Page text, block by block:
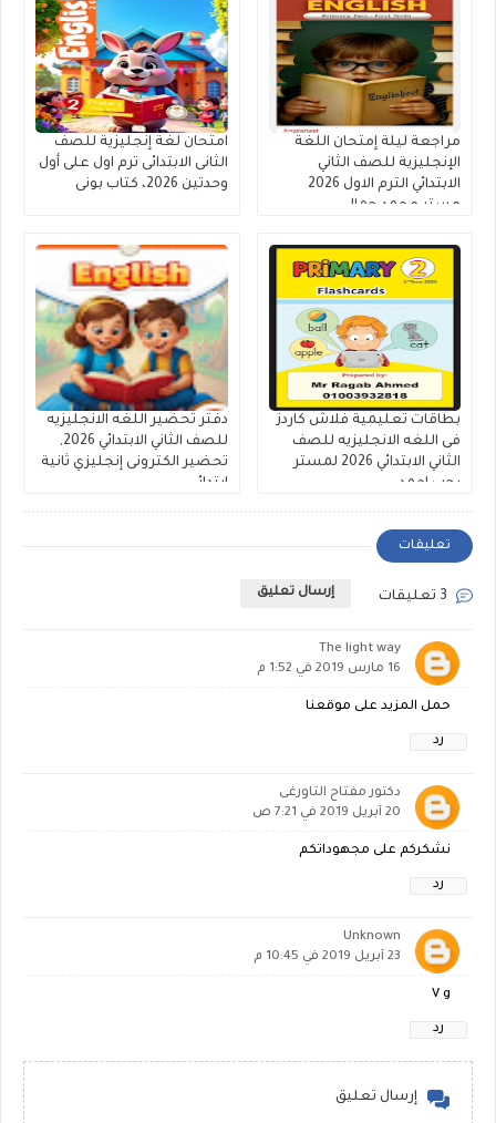
مراجعة ليلة إمتحان اللغة
الإنجليزية للصف الثاني
الابتدائي الترم الاول 2026
مستر محمد جمال
امتحان لغة إنجليزية للصف
الثانى الابتدائى ترم اول على أول
وحدتين 2026، كتاب بونى
بطاقات تعليمية فلاش كاردز
فى اللغه الانجليزيه للصف
الثاني الابتدائي 2026 لمستر
رجب احمد
دفتر تحضير اللغه الانجليزيه
للصف الثاني الابتدائي 2026,
تحضير الكترونى إنجليزي ثانية
ابتدائى
تعليقات
إرسال تعليق
The light way
16 مارس 2019 في 1:52 م
حمل المزيد على موقعنا
رد
دكتور مفتاح التاورغى
20 أبريل 2019 في 7:21 ص
نشكركم على مجهوداتكم
رد
Unknown
23 أبريل 2019 في 10:45 م
V g
رد
إرسال تعليق